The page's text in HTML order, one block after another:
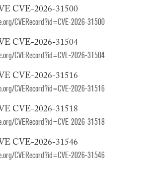
CVE-2026-31500
CVERecord?id=CVE-2026-31500
CVE-2026-31504
CVERecord?id=CVE-2026-31504
CVE-2026-31516
CVERecord?id=CVE-2026-31516
CVE-2026-31518
CVERecord?id=CVE-2026-31518
CVE-2026-31546
CVERecord?id=CVE-2026-31546